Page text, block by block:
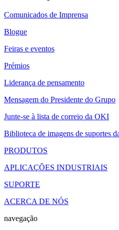
Comunicados de Imprensa
Blogue
Feiras e eventos
Prémios
Liderança de pensamento
Mensagem do Presidente do Grupo
Junte-se à lista de correio da OKI
Biblioteca de imagens de suportes
PRODUTOS
APLICAÇÕES INDUSTRIAIS
SUPORTE
ACERCA DE NÓS
navegação